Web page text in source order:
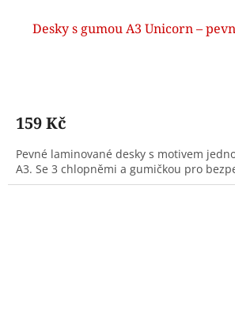
Desky s gumou A3 Unicorn –
159 Kč
Pevné laminované desky s motivem
A3. Se 3 chlopněmi a gumičkou pro